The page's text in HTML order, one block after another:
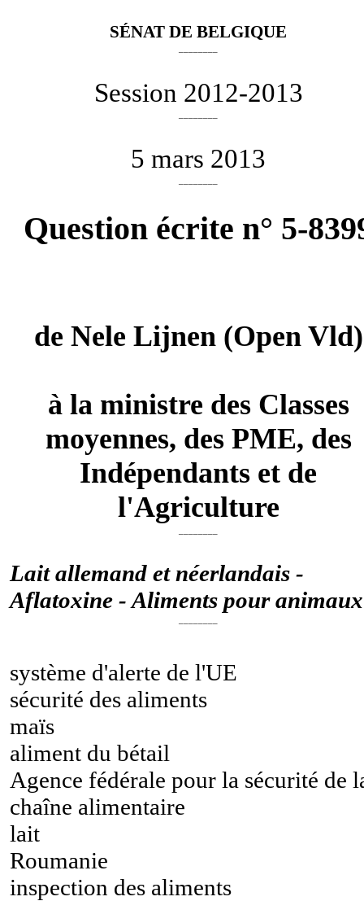
SÉNAT DE BELGIQUE
Session 2012-2013
5 mars 2013
Question écrite n° 5-
de Nele Lijnen(Open Vld)
à la ministre des Classes
moyennes, des PME, des
Indépendants et de
l'Agriculture
Lait allemand et néerlandais -
Aflatoxine - Aliments pour animaux
système d'alerte de l'UE
sécurité des aliments
maïs
aliment du bétail
Agence fédérale pour la sécurité de
chaîne alimentaire
lait
Roumanie
inspection des aliments